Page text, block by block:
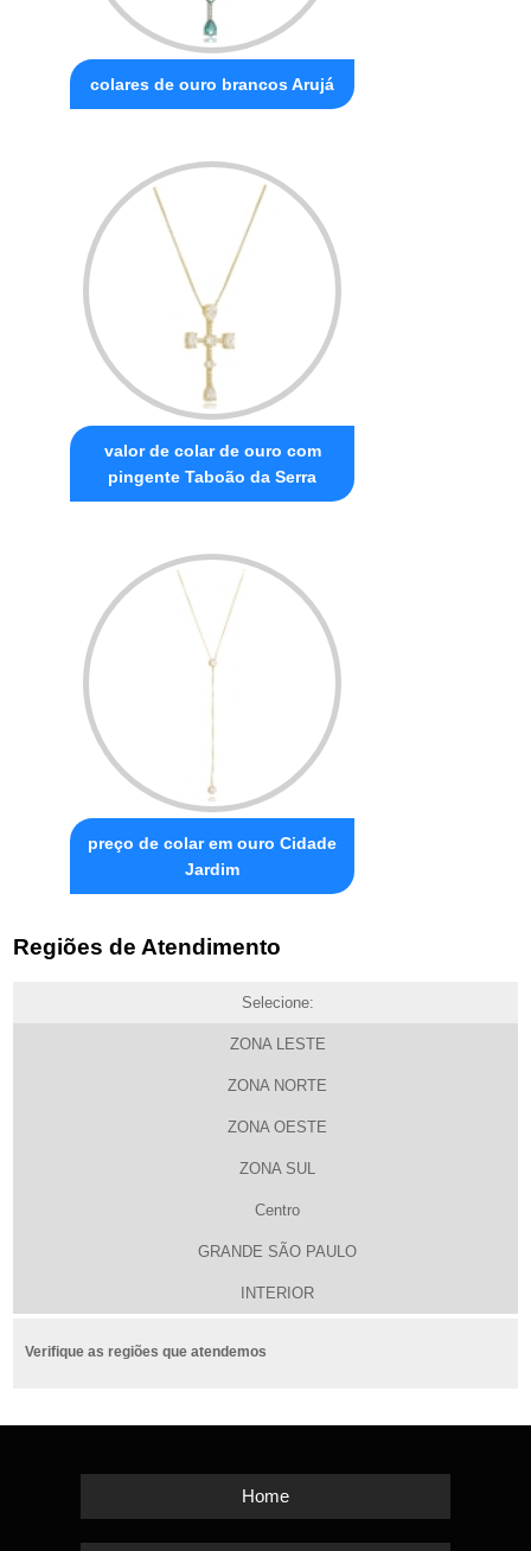
colares de ouro brancos Arujá
valor de colar de ouro com
pingente Taboão da Serra
preço de colar em ouro Cidade
Jardim
Regiões de Atendimento
Selecione:
ZONA LESTE
ZONA NORTE
ZONA OESTE
ZONA SUL
Centro
GRANDE SÃO PAULO
INTERIOR
Verifique as regiões que atendemos
Home